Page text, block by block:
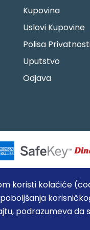
koristi kolačiće
podrazumeva da
Kupovina
Uslovi Kupovine
Polisa
Uputstvo
Odjava
105184104, MB:
prikazu slika i